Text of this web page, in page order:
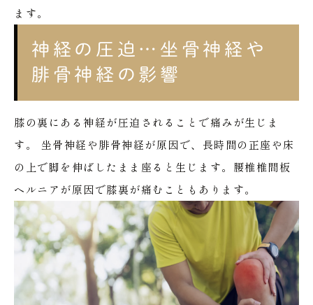
ます。
神経の圧迫…坐骨神経や
腓骨神経の影響
膝の裏にある神経が圧迫されることで痛みが生じま
す。
坐骨神経や腓骨神経が原因で、長時間の正座や床
の上で脚を伸ばしたまま座ると生じます。腰椎椎間板
ヘルニアが原因で膝裏が痛むこともあります。